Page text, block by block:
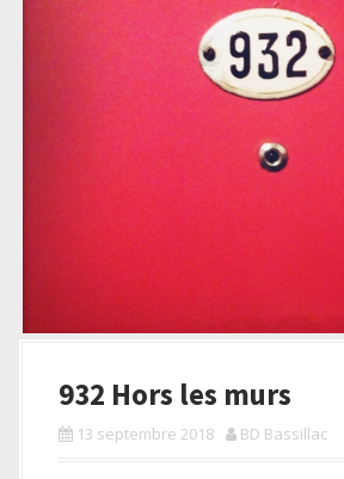
932 Hors les murs
13 septembre 2018 BD Bassillac